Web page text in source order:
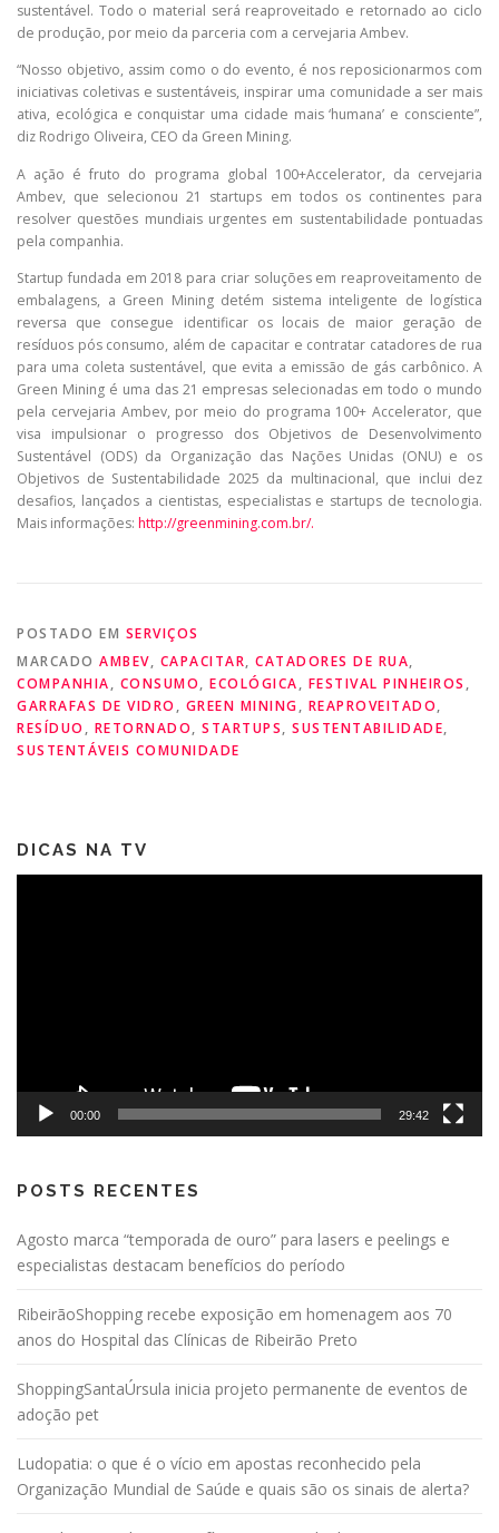
sustentável. Todo o material será reaproveitado e retornado ao ciclo
de produção, por meio da parceria com a cervejaria Ambev.
“Nosso objetivo, assim como o do evento, é nos reposicionarmos com
iniciativas coletivas e sustentáveis, inspirar uma comunidade a ser mais
ativa, ecológica e conquistar uma cidade mais ‘humana’ e consciente”,
diz Rodrigo Oliveira, CEO da Green Mining.
A ação é fruto do programa global 100+Accelerator, da cervejaria
Ambev, que selecionou 21 startups em todos os continentes para
resolver questões mundiais urgentes em sustentabilidade pontuadas
pela companhia.
Startup fundada em 2018 para criar soluções em reaproveitamento de
embalagens, a Green Mining detém sistema inteligente de logística
reversa que consegue identificar os locais de maior geração de
resíduos pós consumo, além de capacitar e contratar catadores de rua
para uma coleta sustentável, que evita a emissão de gás carbônico. A
Green Mining é uma das 21 empresas selecionadas em todo o mundo
pela cervejaria Ambev, por meio do programa 100+ Accelerator, que
visa impulsionar o progresso dos Objetivos de Desenvolvimento
Sustentável (ODS) da Organização das Nações Unidas (ONU) e os
Objetivos de Sustentabilidade 2025 da multinacional, que inclui dez
desafios, lançados a cientistas, especialistas e startups de tecnologia.
Mais informações: http://greenmining.com.br/.
POSTADO EM SERVIÇOS
MARCADO AMBEV, CAPACITAR, CATADORES DE RUA,
COMPANHIA, CONSUMO, ECOLÓGICA, FESTIVAL PINHEIROS ,
GARRAFAS DE VIDRO , GREEN MINING, REAPROVEITADO,
RESÍDUO , RETORNADO, STARTUPS, SUSTENTABILIDADE,
SUSTENTÁVEIS COMUNIDADE
DICAS NA TV
00:00 29:42
POSTS RECENTES
Agosto marca “temporada de ouro” para lasers e peelings e
especialistas destacam benefícios do período
RibeirãoShopping recebe exposição em homenagem aos 70
anos do Hospital das Clínicas de Ribeirão Preto
ShoppingSantaÚrsula inicia projeto permanente de eventos de
adoção pet
Ludopatia: o que é o vício em apostas reconhecido pela
Organização Mundial de Saúde e quais são os sinais de alerta?